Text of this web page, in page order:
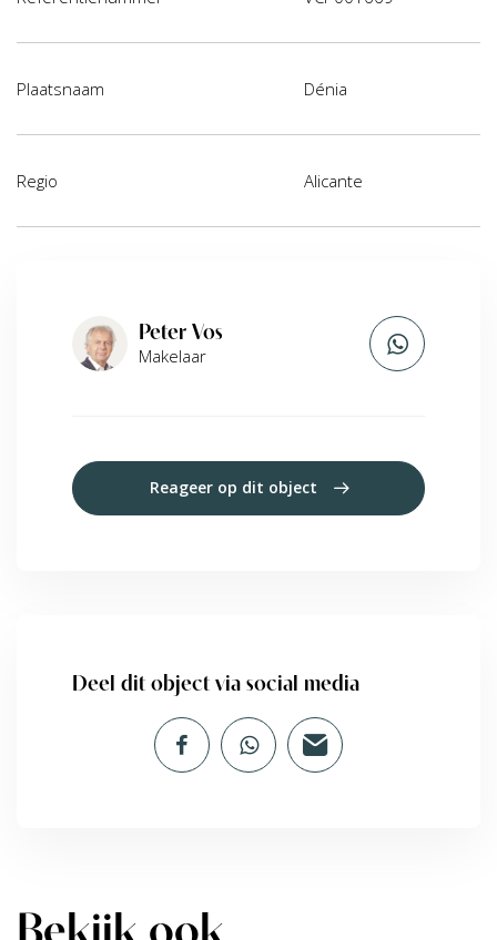
Plaatsnaam Dénia
Regio Alicante
Peter Vos
Makelaar
Reageer op dit object
Deel dit object via social media
Bekijk ook